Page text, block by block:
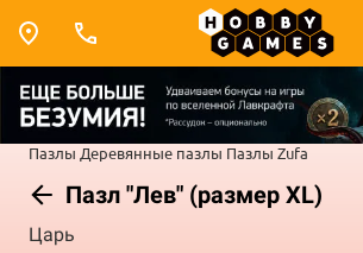
Пазлы Деревянные пазлы Пазлы Zufa
Пазл "Лев" (размер XL)
Царь